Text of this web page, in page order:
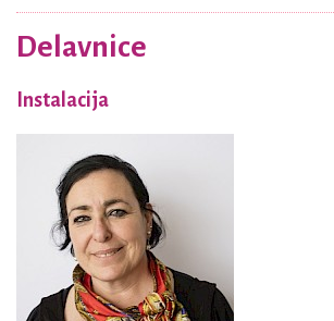
Delavnice
Instalacija